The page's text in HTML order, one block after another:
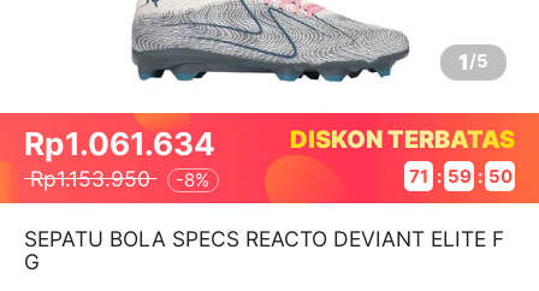
1/5
Rp1.061.634
Rp1.153.950 -8%
DISKON TERBATAS
71 : 59 : 50
SEPATU BOLA SPECS REACTO DEVIANT ELITE F
G